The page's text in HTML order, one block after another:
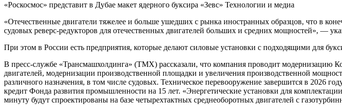
«Роскосмос» представит в Дубае макет ядерного буксира «Зевс» Технологии и медиа
«Отечественные двигатели тяжелее и больше ушедших с рынка иностранных образцов, что в
судовых реверс-редукторов для отечественных двигателей больших и средних мощностей», —
При этом в России есть предприятия, которые делают силовые установки с подходящими для
В пресс-службе «Трансмашхолдинга» (ТМХ) рассказали, что компания проводит модернизацию
двигателей, модернизации производственной площадки и увеличения производственной
различного назначения, в том числе судовых. Техническое перевооружение завершится в 2026
кредит Фонда развития промышленности на 15 лет. «Энергетические установки для
минуту будут спроектированы на базе четырехтактных среднеоборотных двигателей с